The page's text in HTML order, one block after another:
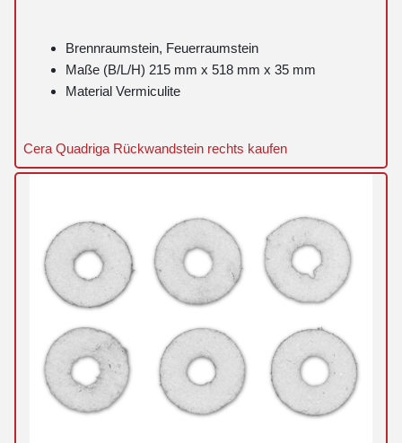
Brennraumstein, Feuerraumstein
Maße (B/L/H) 215 mm x 518 mm x 35 mm
Material Vermiculite
Cera Quadriga Rückwandstein rechts kaufen